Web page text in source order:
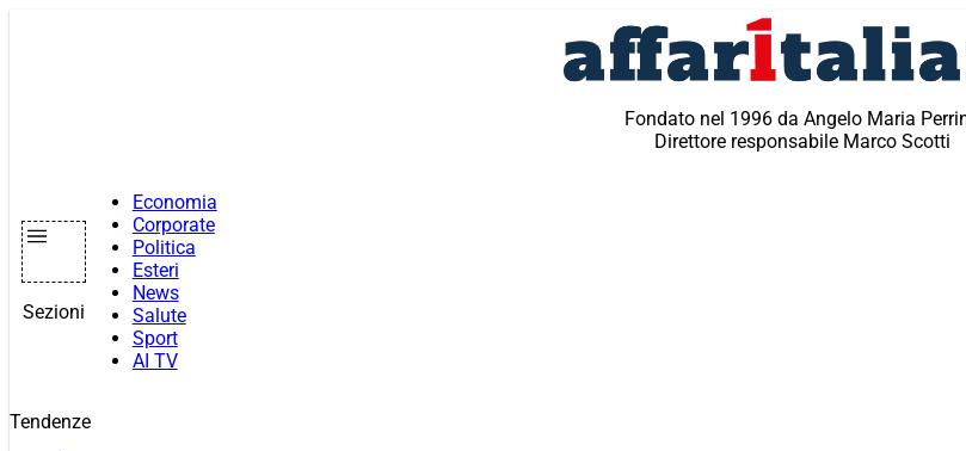
Fondato nel 1996 da Angelo Maria
Direttore responsabile Marco Scotti
Sezioni
Economia
Corporate
Politica
Esteri
News
Salute
Sport
AI TV
Tendenze